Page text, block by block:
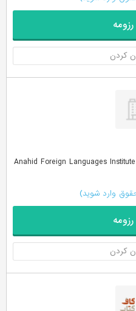
کردن
وارد شوید)
کردن